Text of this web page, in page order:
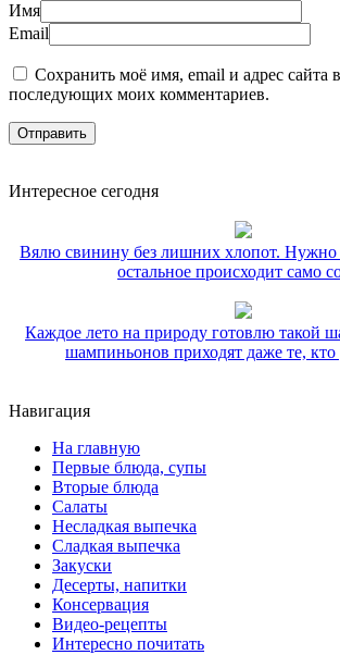
Имя
Email
Сохранить моё имя, email и адрес сайта
последующих моих комментариев.
Интересное сегодня
Вялю свинину без лишних хлопот. Нужно
остальное происходит само
Каждое лето на природу готовлю такой
шампиньонов приходят даже те, кто
Навигация
На главную
Первые блюда, супы
Вторые блюда
Салаты
Несладкая выпечка
Сладкая выпечка
Закуски
Десерты, напитки
Консервация
Видео-рецепты
Интересно почитать